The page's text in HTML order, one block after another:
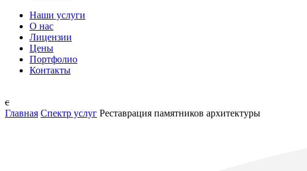
Наши услуги
О нас
Лицензии
Цены
Портфолио
Контакты
с
Главная Спектр услуг Реставрация памятников архитектуры